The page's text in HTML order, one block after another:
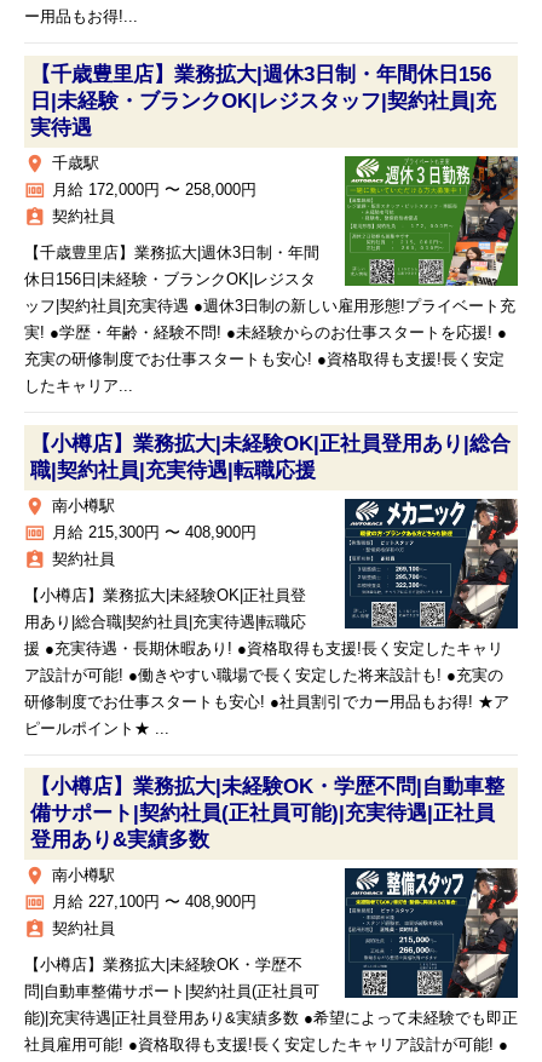
ー用品もお得!...
【千歳豊里店】業務拡大|週休3日制・年間休日156
日|未経験・ブランクOK|レジスタッフ|契約社員|充
実待遇
place 千歳駅
money 月給 172,000円 〜 258,000円
assignment_ind 契約社員
【千歳豊里店】業務拡大|週休3日制・年間
休日156日|未経験・ブランクOK|レジスタ
ッフ|契約社員|充実待遇 ●週休3日制の新しい雇用形態!プライベート充
実! ●学歴・年齢・経験不問! ●未経験からのお仕事スタートを応援! ●
充実の研修制度でお仕事スタートも安心! ●資格取得も支援!長く安定
したキャリア...
【小樽店】業務拡大|未経験OK|正社員登用あり|総合
職|契約社員|充実待遇|転職応援
place 南小樽駅
money 月給 215,300円 〜 408,900円
assignment_ind 契約社員
【小樽店】業務拡大|未経験OK|正社員登
用あり|総合職|契約社員|充実待遇|転職応
援 ●充実待遇・長期休暇あり! ●資格取得も支援!長く安定したキャリ
ア設計が可能! ●働きやすい職場で長く安定した将来設計も! ●充実の
研修制度でお仕事スタートも安心! ●社員割引でカー用品もお得! ★ア
ピールポイント★ ...
【小樽店】業務拡大|未経験OK・学歴不問|自動車整
備サポート|契約社員(正社員可能)|充実待遇|正社員
登用あり&実績多数
place 南小樽駅
money 月給 227,100円 〜 408,900円
assignment_ind 契約社員
【小樽店】業務拡大|未経験OK・学歴不
問|自動車整備サポート|契約社員(正社員可
能)|充実待遇|正社員登用あり&実績多数 ●希望によって未経験でも即正
社員雇用可能! ●資格取得も支援!長く安定したキャリア設計が可能! ●